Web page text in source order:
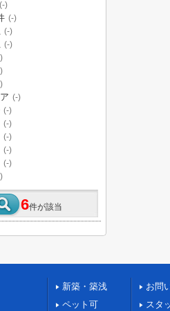
(-)
(-)
(-)
(-)
(-)
(-)
(-)
(-)
(-)
(-)
6件が該当
新築・築浅
ペット可
お問
スタ